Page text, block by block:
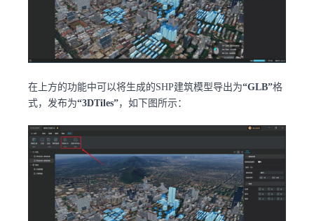
在上方的功能中可以将生成的SHP建筑模型导出为“GLB”格
式，发布为“3DTiles”，如下图所示：